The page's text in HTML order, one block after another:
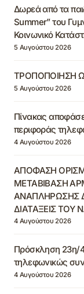
Δωρεά από τα
Summer” του
Κοινωνικό
5 Αυγούστου 2026
ΤΡΟΠΟΠΟΙΗΣΗ
5 Αυγούστου 2026
Πίνακας
περιφοράς
4 Αυγούστου 2026
ΑΠΟΦΑΣΗ
ΜΕΤΑΒΙΒΑΣΗ
ΑΝΑΠΛΗΡΩΣΗΣ
ΔΙΑΤΑΞΕΙΣ ΤΟΥ
4 Αυγούστου 2026
Πρόσκληση 23η/
τηλεφωνικώς
4 Αυγούστου 2026